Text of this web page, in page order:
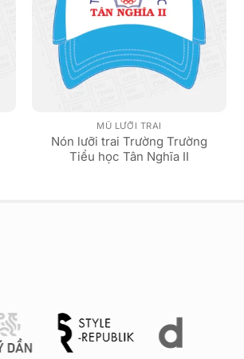
MŨ LƯỠI TRAI
Nón lưỡi trai Trường Trường
Tiểu học Tân Nghĩa II